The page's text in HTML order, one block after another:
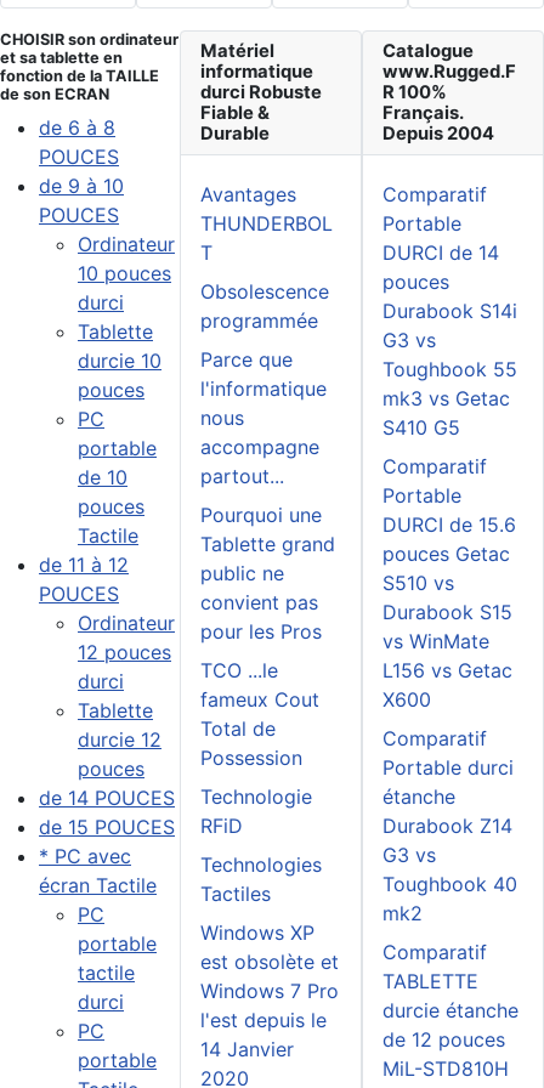
CHOISIR son ordinateur
et sa tablette en
fonction de la TAILLE
de son ECRAN
de 6 à 8
POUCES
de 9 à 10
POUCES
Ordinateur
10 pouces
durci
Tablette
durcie 10
pouces
PC
portable
de 10
pouces
Tactile
de 11 à 12
POUCES
Ordinateur
12 pouces
durci
Tablette
durcie 12
pouces
de 14 POUCES
de 15 POUCES
* PC avec
écran Tactile
PC
portable
tactile
durci
PC
portable
Matériel
informatique
durci Robuste
Fiable &
Durable
Avantages
THUNDERBOL
T
Obsolescence
programmée
Parce que
l'informatique
nous
accompagne
partout...
Pourquoi une
Tablette grand
public ne
convient pas
pour les Pros
TCO ...le
fameux Cout
Total de
Possession
Technologie
RFiD
Technologies
Tactiles
Windows XP
est obsolète et
Windows 7 Pro
l'est depuis le
14 Janvier
2020
Catalogue
www.Rugged.F
R 100%
Français.
Depuis 2004
Comparatif
Portable
DURCI de 14
pouces
Durabook S14i
G3 vs
Toughbook 55
mk3 vs Getac
S410 G5
Comparatif
Portable
DURCI de 15.6
pouces Getac
S510 vs
Durabook S15
vs WinMate
L156 vs Getac
X600
Comparatif
Portable durci
étanche
Durabook Z14
G3 vs
Toughbook 40
mk2
Comparatif
TABLETTE
durcie étanche
de 12 pouces
MiL-STD810H